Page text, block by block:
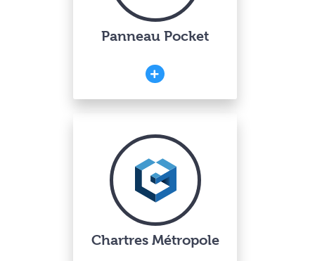
Panneau Pocket
Chartres Métropole